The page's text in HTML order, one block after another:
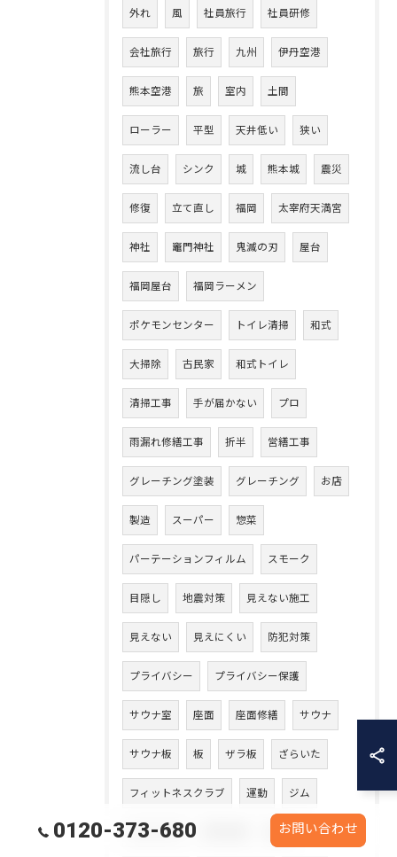
外れ 風 社員旅行 社員研修
会社旅行 旅行 九州 伊丹空港
熊本空港 旅 室内 土間
ローラー 平型 天井低い 狭い
流し台 シンク 城 熊本城 震災
修復 立て直し 福岡 太宰府天満宮
神社 竈門神社 鬼滅の刃 屋台
福岡屋台 福岡ラーメン
ポケモンセンター トイレ清掃 和式
大掃除 古民家 和式トイレ
清掃工事 手が届かない プロ
雨漏れ修繕工事 折半 営繕工事
グレーチング塗装 グレーチング お店
製造 スーパー 惣菜
パーテーションフィルム スモーク
目隠し 地震対策 見えない施工
見えない 見えにくい 防犯対策
プライバシー プライバシー保護
サウナ室 座面 座面修繕 サウナ
サウナ板 板 ザラ板 ざらいた
フィットネスクラブ 運動 ジム
ジムサウナ 庭木
0120-373-680 お問い合わせ